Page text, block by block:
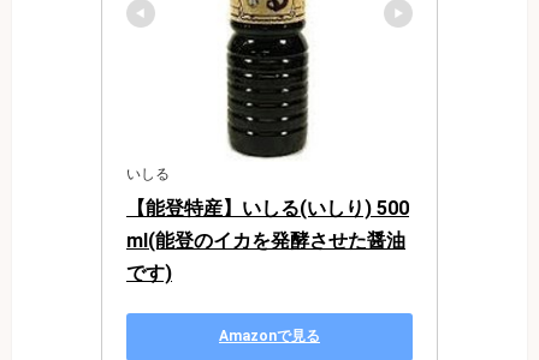
いしる
【能登特産】いしる(いしり) 500
ml(能登のイカを発酵させた醤油
です)
Amazonで見る